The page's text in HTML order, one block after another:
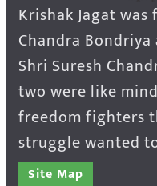
Krishak Jagat
Chandra
Shri Suresh
two were like
freedom fighters
struggle wanted
Site Map